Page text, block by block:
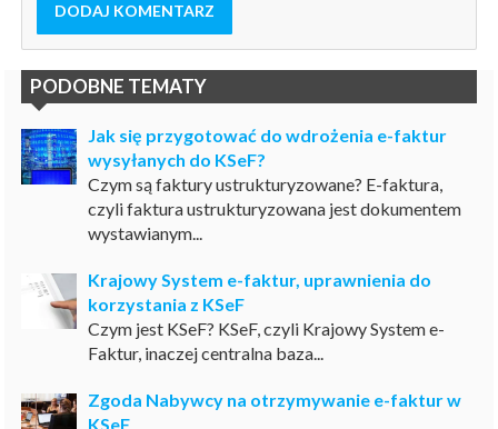
DODAJ KOMENTARZ
PODOBNE TEMATY
Jak się przygotować do wdrożenia e-faktur
wysyłanych do KSeF?
Czym są faktury ustrukturyzowane? E-faktura,
czyli faktura ustrukturyzowana jest dokumentem
wystawianym...
Krajowy System e-faktur, uprawnienia do
korzystania z KSeF
Czym jest KSeF? KSeF, czyli Krajowy System e-
Faktur, inaczej centralna baza...
Zgoda Nabywcy na otrzymywanie e-faktur w
KSeF